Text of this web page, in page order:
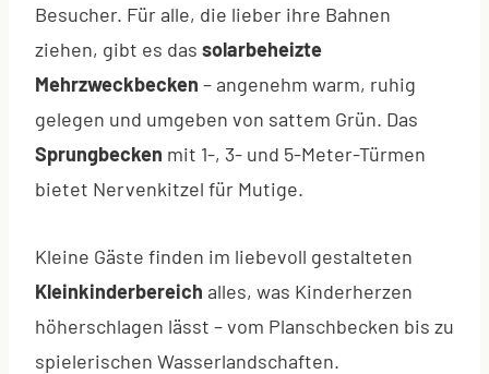
Besucher. Für alle, die lieber ihre Bahnen
ziehen, gibt es das solarbeheizte
Mehrzweckbecken – angenehm warm, ruhig
gelegen und umgeben von sattem Grün. Das
Sprungbecken mit 1-, 3- und 5-Meter-Türmen
bietet Nervenkitzel für Mutige.
Kleine Gäste finden im liebevoll gestalteten
Kleinkinderbereich alles, was Kinderherzen
höherschlagen lässt – vom Planschbecken bis zu
spielerischen Wasserlandschaften.